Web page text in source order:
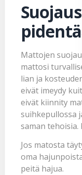
Mattojen
mattosi
lian ja
eivät imeydy
eivät kiinnity
suihkepullossa
saman tehoisia.
Jos matosta
oma
peitä hajua.